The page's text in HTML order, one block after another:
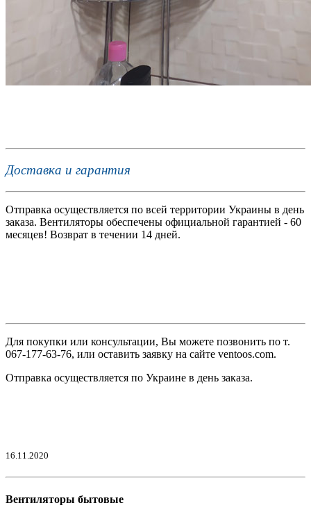
Доставка и гарантия
Отправка осуществляется по всей территории Украины в день
заказа. Вентиляторы обеспечены официальной гарантией - 60
месяцев! Возврат в течении 14 дней.
Для покупки или консультации, Вы можете позвонить по т.
067-177-63-76, или оставить заявку на сайте ventoos.com.
Отправка осуществляется по Украине в день заказа.
16.11.2020
Вентиляторы бытовые